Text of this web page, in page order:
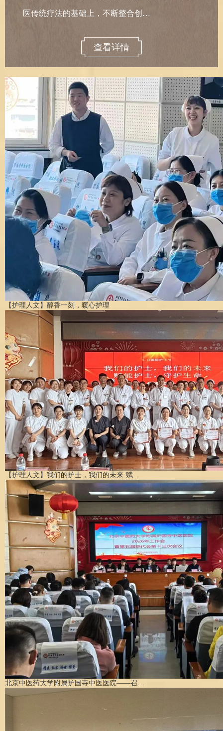
医传统疗法的基础上，不断整合创…
查看详情
【护理人文】醇香一刻，暖心护理
【护理人文】我们的护士，我们的未来·赋…
北京中医药大学附属护国寺中医医院——召…